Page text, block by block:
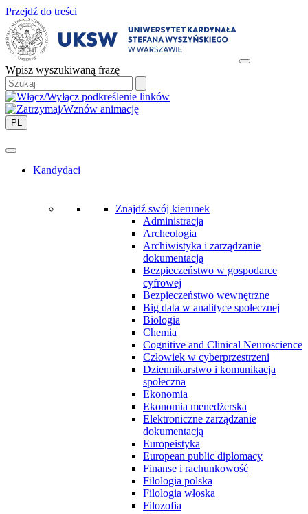
Przejdź do treści
Wpisz wyszukiwaną frazę
PL
Kandydaci
Znajdź swój kierunek
Administracja
Archeologia
Archiwistyka i zarządzanie
dokumentacją
Bezpieczeństwo w gospodarce
cyfrowej
Bezpieczeństwo wewnętrzne
Big data w analityce społecznej
Biologia
Chemia
Cognitive and Clinical Neuroscience
Człowiek w cyberprzestrzeni
Dziennikarstwo i komunikacja
społeczna
Ekonomia
Ekonomia menedżerska
Elektroniczne zarządzanie
dokumentacją
Europeistyka
European public diplomacy
Finanse i rachunkowość
Filologia polska
Filologia włoska
Filozofia